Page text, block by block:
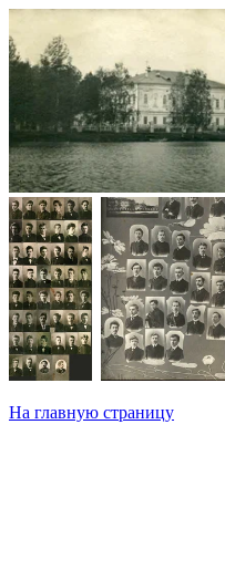
На главную страницу